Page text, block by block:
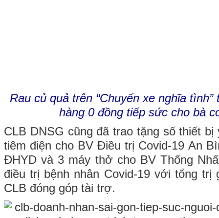
Rau củ quả trên “Chuyến xe nghĩa
hàng 0 đồng tiếp sức cho bà
CLB DNSG cũng đã trao tặng số thiết
tiêm điện cho BV Điều trị Covid-19 An
ĐHYD và 3 máy thở cho BV Thống
điều trị bệnh nhân Covid-19 với tổng trị
CLB đóng góp tài trợ.